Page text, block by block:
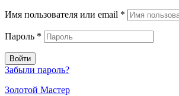
Имя пользователя или email *
Пароль *
Войти
Забыли пароль?
Золотой Мастер